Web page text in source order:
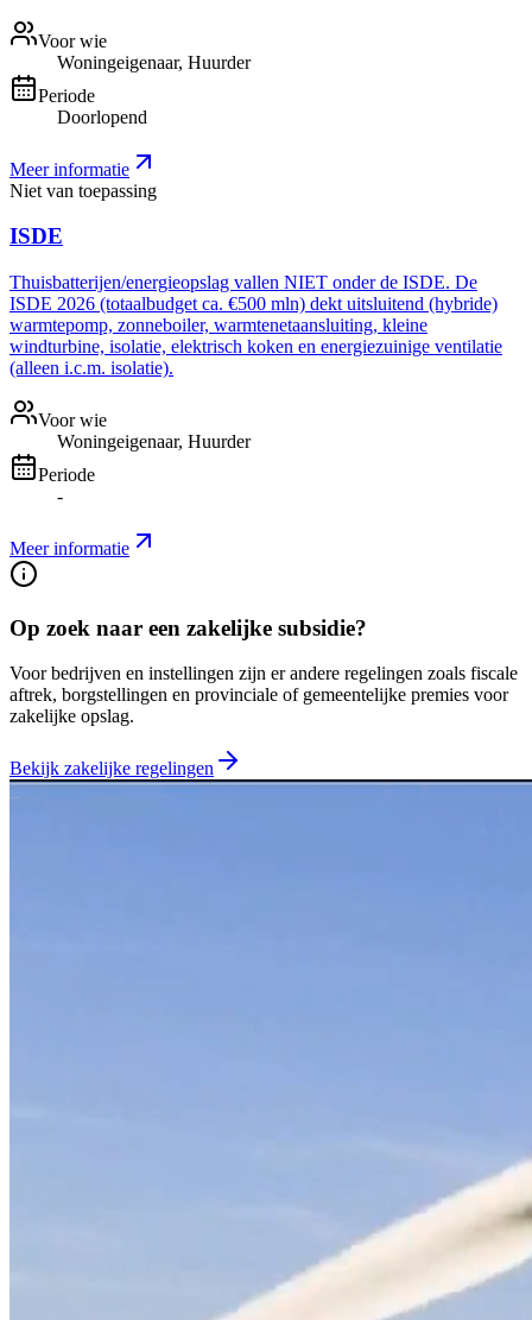
Voor wie
Woningeigenaar, Huurder
Periode
Doorlopend
Meer informatie
Niet van toepassing
ISDE
Thuisbatterijen/energieopslag vallen NIET onder de ISDE. De
ISDE 2026 (totaalbudget ca. €500 mln) dekt uitsluitend (hybride)
warmtepomp, zonneboiler, warmtenetaansluiting, kleine
windturbine, isolatie, elektrisch koken en energiezuinige ventilatie
(alleen i.c.m. isolatie).
Voor wie
Woningeigenaar, Huurder
Periode
-
Meer informatie
Op zoek naar een zakelijke subsidie?
Voor bedrijven en instellingen zijn er andere regelingen zoals fiscale
aftrek, borgstellingen en provinciale of gemeentelijke premies voor
zakelijke opslag.
Bekijk zakelijke regelingen